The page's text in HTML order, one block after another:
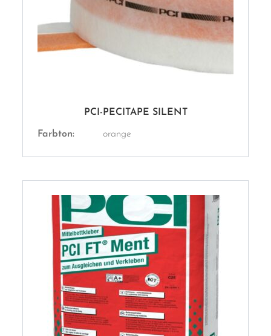
PCI-PECITAPE SILENT
Farbton: orange